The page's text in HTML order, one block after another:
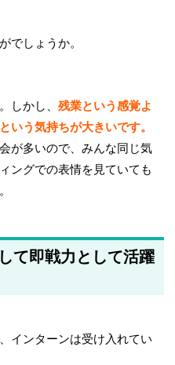
でしょうか。
しかし、残業という感覚よ
いう気持ちが大きいです。
が多いので、みんな同じ気
ングでの表情を見ていても
て即戦力として活躍
インターンは受け入れてい